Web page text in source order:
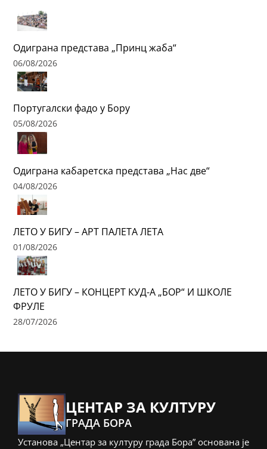
Одиграна представа „Принц жаба“
06/08/2026
Португалски фадо у Бору
05/08/2026
Одиграна кабаретска представа „Нас две“
04/08/2026
ЛЕТО У БИГУ – АРТ ПАЛЕТА ЛЕТА
01/08/2026
ЛЕТО У БИГУ – КОНЦЕРТ КУД-А „БОР“ И ШКОЛЕ
ФРУЛЕ
28/07/2026
ЦЕНТАР ЗА КУЛТУРУ
ГРАДА БОРА
Установа „Центар за културу града Бора” основана је